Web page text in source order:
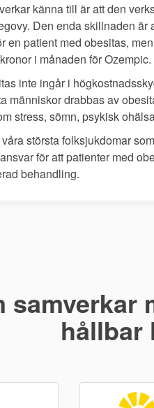
känna till är att den
Den enda skillnaden
en patient med obesitas,
i månaden för Ozempic.
inte ingår i
människor drabbas av
stress, sömn, psykisk
största folksjukdomar
för att patienter med
behandling.
samverkar
hållbar